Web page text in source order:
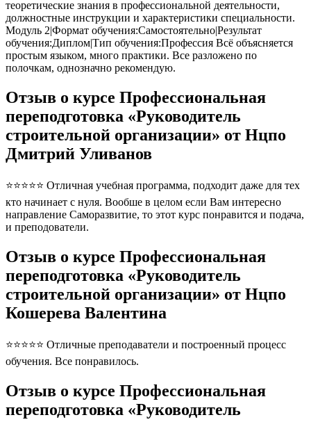
теоретические знания в профессиональной деятельности,
должностные инструкции и характеристики специальности.
Модуль 2|Формат обучения:Самостоятельно|Результат
обучения:Диплом|Тип обучения:Профессия Всё объясняется
простым языком, много практики. Все разложено по
полочкам, однозначно рекомендую.
Отзыв о курсе Профессиональная
переподготовка «Руководитель
строительной организации» от Нцпо
Дмитрий Уливанов
⭐⭐⭐⭐⭐ Отличная учебная программа, подходит даже для тех
кто начинает с нуля. Вообше в целом если Вам интересно
направление Саморазвитие, то этот курс понравится и подача,
и преподователи.
Отзыв о курсе Профессиональная
переподготовка «Руководитель
строительной организации» от Нцпо
Кошерева Валентина
⭐⭐⭐⭐⭐ Отличные преподаватели и построенный процесс
обучения. Все понравилось.
Отзыв о курсе Профессиональная
переподготовка «Руководитель